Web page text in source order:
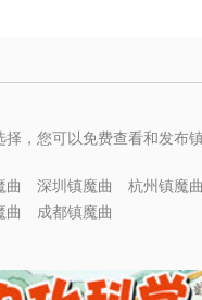
，您可以免费查看和发布镇
曲 深圳镇魔曲 杭州镇魔曲
曲 成都镇魔曲